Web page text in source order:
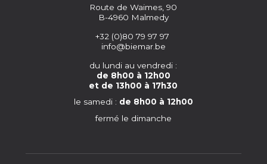
Route de Waimes, 90
B-4960 Malmedy
+32 (0)80 79 97 97
info@biemar.be
du lundi au vendredi :
de 8h00 à 12h00
et de 13h00 à 17h30
le samedi : de 8h00 à 12h00
fermé le dimanche